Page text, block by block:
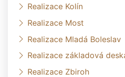
Realizace Kolín
Realizace Most
Realizace Mladá Boleslav
Realizace základová
Realizace Zbiroh